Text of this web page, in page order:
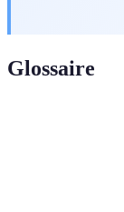
Glossaire